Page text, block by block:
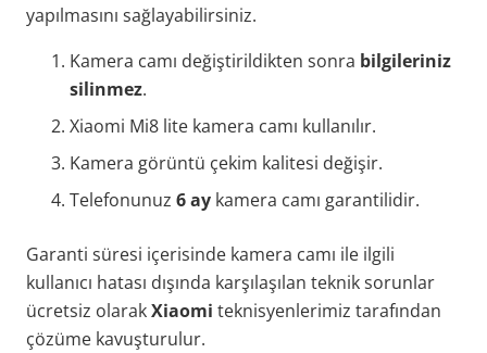
yapılmasını sağlayabilirsiniz.
Kamera camı değiştirildikten sonra bilgileriniz
silinmez.
Xiaomi Mi8 lite kamera camı kullanılır.
Kamera görüntü çekim kalitesi değişir.
Telefonunuz 6 ay kamera camı garantilidir.
Garanti süresi içerisinde kamera camı ile ilgili
kullanıcı hatası dışında karşılaşılan teknik sorunlar
ücretsiz olarakXiaomi teknisyenlerimiz tarafından
çözüme kavuşturulur.